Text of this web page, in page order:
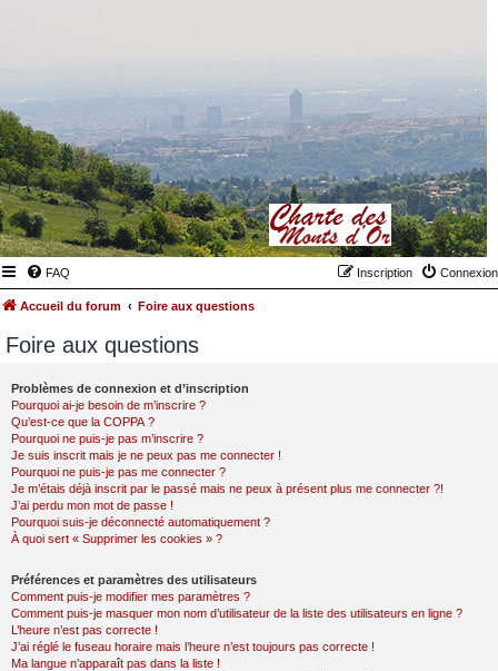
FAQ Connexion
Inscription
Accueil du forum Foire aux questions
Foire aux questions
Problèmes de connexion et d’inscription
Pourquoi ai-je besoin de m’inscrire ?
Qu’est-ce que la COPPA ?
Pourquoi ne puis-je pas m’inscrire ?
Je suis inscrit mais je ne peux pas me connecter !
Pourquoi ne puis-je pas me connecter ?
Je m’étais déjà inscrit par le passé mais ne peux à présent plus me connecter ?!
J’ai perdu mon mot de passe !
Pourquoi suis-je déconnecté automatiquement ?
À quoi sert « Supprimer les cookies » ?
Préférences et paramètres des utilisateurs
Comment puis-je modifier mes paramètres ?
Comment puis-je masquer mon nom d’utilisateur de la liste des utilisateurs en ligne ?
L’heure n’est pas correcte !
J’ai réglé le fuseau horaire mais l’heure n’est toujours pas correcte !
Ma langue n’apparaît pas dans la liste !